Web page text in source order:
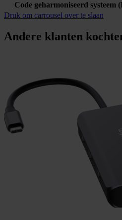
Code geharmoniseerd systeem
Druk om carrousel over te slaan
Andere klanten